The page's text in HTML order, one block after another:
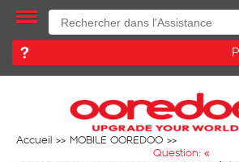
Accueil
MOBILE OOREDOO
Question: «